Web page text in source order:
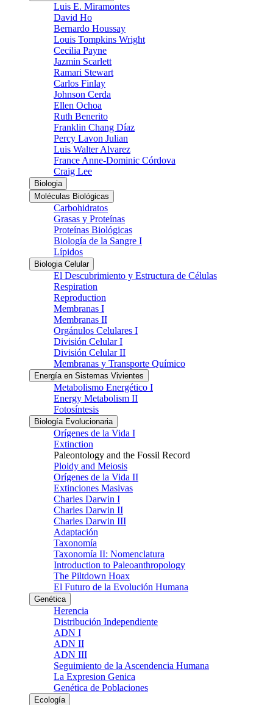
Luis E. Miramontes
David Ho
Bernardo Houssay
Louis Tompkins Wright
Cecilia Payne
Jazmin Scarlett
Ramari Stewart
Carlos Finlay
Johnson Cerda
Ellen Ochoa
Ruth Benerito
Franklin Chang Díaz
Percy Lavon Julian
Luis Walter Alvarez
France Anne-Dominic Córdova
Craig Lee
Biologia
Moléculas Biológicas
Carbohidratos
Grasas y Proteínas
Proteínas Biológicas
Biología de la Sangre I
Lípidos
Biologia Celular
El Descubrimiento y Estructura de Células
Respiration
Reproduction
Membranas I
Membranas II
Orgánulos Celulares I
División Celular I
División Celular II
Membranas y Transporte Químico
Energía en Sistemas Vivientes
Metabolismo Energético I
Energy Metabolism II
Fotosíntesis
Biología Evolucionaria
Orígenes de la Vida I
Extinction
Paleontology and the Fossil Record
Ploidy and Meiosis
Orígenes de la Vida II
Extinciones Masivas
Charles Darwin I
Charles Darwin II
Charles Darwin III
Adaptación
Taxonomía
Taxonomía II: Nomenclatura
Introduction to Paleoanthropology
The Piltdown Hoax
El Futuro de la Evolución Humana
Genética
Herencia
Distribución Independiente
ADN I
ADN II
ADN III
Seguimiento de la Ascendencia Humana
La Expresion Genica
Genética de Poblaciones
Ecología